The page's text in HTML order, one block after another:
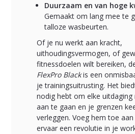
Duurzaam en van hoge
Gemaakt om lang mee te
talloze wasbeurten.
Of je nu werkt aan kracht,
uithoudingsvermogen, of
fitnessdoelen wilt bereiken,
FlexPro Blackis een
je trainingsuitrusting. Het
nodig hebt om elke
aan te gaan en je grenzen
verleggen. Voeg hem toe
ervaar een revolutie in je